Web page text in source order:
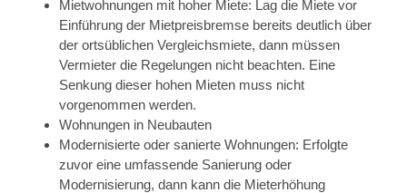
Mietwohnungen mit hoher Miete: Lag die Miete vor
Einführung der Mietpreisbremse bereits deutlich über
der ortsüblichen Vergleichsmiete, dann müssen
Vermieter die Regelungen nicht beachten. Eine
Senkung dieser hohen Mieten muss nicht
vorgenommen werden.
Wohnungen in Neubauten
Modernisierte oder sanierte Wohnungen: Erfolgte
zuvor eine umfassende Sanierung oder
Modernisierung, dann kann die Mieterhöhung